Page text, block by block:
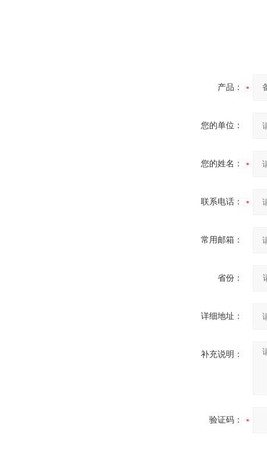
产品：
您的单位：
您的姓名：
联系电话：
常用邮箱：
省份：
详细地址：
补充说明：
验证码：